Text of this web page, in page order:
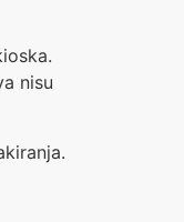
nisu